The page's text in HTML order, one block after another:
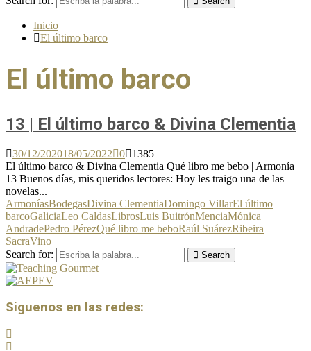
Inicio
El último barco
El último barco
13 | El último barco & Divina Clementia
30/12/202018/05/2022 0
1385
El último barco & Divina Clementia Qué libro me bebo | Armonía
13 Buenos días, mis queridos lectores: Hoy les traigo una de las
novelas...
ArmoníasBodegasDivina ClementiaDomingo VillarEl último
barcoGaliciaLeo CaldasLibrosLuis BuitrónMenciaMónica
AndradePedro PérezQué libro me beboRaúl SuárezRibeira
SacraVino
Search for:
Search
Siguenos en las redes: